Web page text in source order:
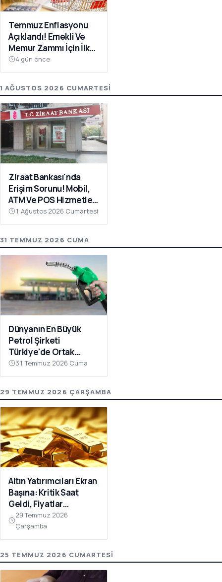
Temmuz Enflasyonu
Açıklandı! Emekli Ve
Memur Zammı İçin İlk
Veri4 gün önce
1 AĞUSTOS 2026 CUMARTESI
Ziraat Bankası'nda
Erişim Sorunu! Mobil,
ATM Ve POS Hizmetleri
Çöktü
1 Ağustos 2026 Cumartesi
31 TEMMUZ 2026 CUMA
Dünyanın En Büyük
Petrol Şirketi
Türkiye'de Ortak
Oluyor!
31 Temmuz 2026 Cuma
29 TEMMUZ 2026 ÇARŞAMBA
Altın Yatırımcıları Ekran
Başına: Kritik Saat
Geldi, Fiyatlar
Kıpırdadı!
29 Temmuz 2026
Çarşamba
25 TEMMUZ 2026 CUMARTESI